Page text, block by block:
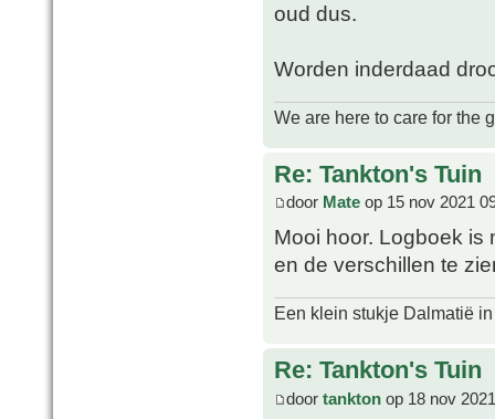
oud dus.
Worden inderdaad
We are here to care for the
Re: Tankton's Tuin
door Mate op 15 nov 2021
Mooi hoor. Logboek is
en de verschillen te
Een klein stukje Dalmatië
Re: Tankton's Tuin
door tankton op 18 nov